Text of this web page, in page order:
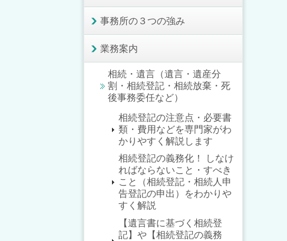
事務所の３つの強み
業務案内
相続・遺言（遺言・遺産分
割・相続登記・相続放棄・死
後事務委任など）
相続登記の注意点・必要書
類・費用などを専門家がわ
かりやすく解説します
相続登記の義務化！ しなけ
ればならないこと・すべき
こと（相続登記・相続人申
告登記の申出）をわかりや
すく解説
【遺言書に基づく相続登
記】や【相続登記の義務